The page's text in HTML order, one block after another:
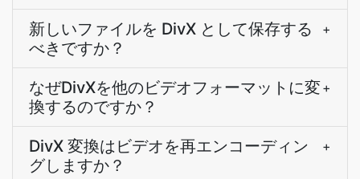
新しいファイルを DivX として保存する
べきですか？
+
なぜDivXを他のビデオフォーマットに変
換するのですか？
+
DivX 変換はビデオを再エンコーディン
グしますか？
+